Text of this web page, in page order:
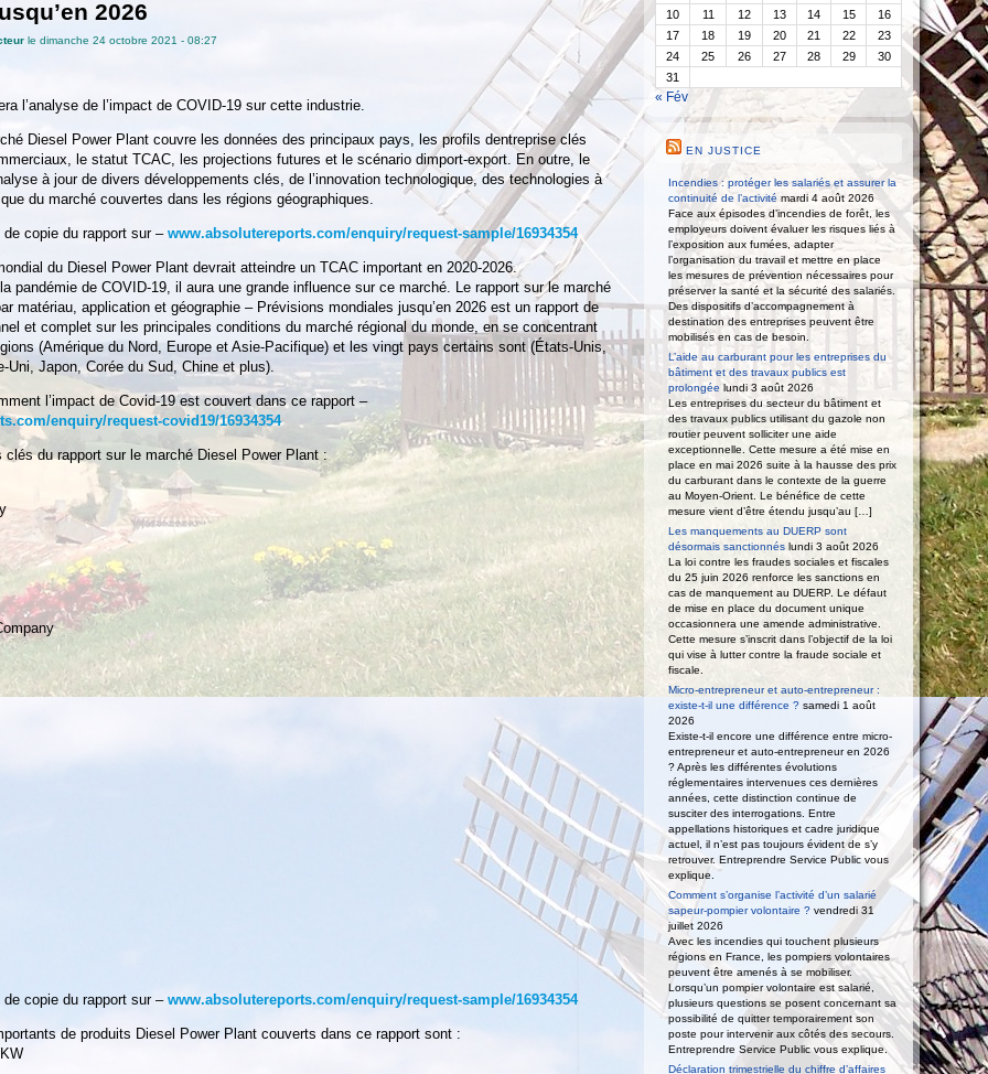
2026
le dimanche 24 octobre 2021 - 08:27
l’analyse de l’impact de COVID-19 sur cette industrie.
Diesel Power Plant couvre les données des principaux pays, les profils dentreprise clés
le statut TCAC, les projections futures et le scénario dimport-export. En outre, le
à jour de divers développements clés, de l’innovation technologique, des technologies à
du marché couvertes dans les régions géographiques.
copie du rapport sur – www.absolutereports.com/enquiry/request-sample/16934354
du Diesel Power Plant devrait atteindre un TCAC important en 2020-2026.
pandémie de COVID-19, il aura une grande influence sur ce marché. Le rapport sur le marché
matériau, application et géographie – Prévisions mondiales jusqu’en 2026 est un rapport de
et complet sur les principales conditions du marché régional du monde, en se concentrant
(Amérique du Nord, Europe et Asie-Pacifique) et les vingt pays certains sont (États-Unis,
Uni, Japon, Corée du Sud, Chine et plus).
l’impact de Covid-19 est couvert dans ce rapport –
enquiry/request-covid19/16934354
clés du rapport sur le marché Diesel Power Plant :
copie du rapport sur – www.absolutereports.com/enquiry/request-sample/16934354
de produits Diesel Power Plant couverts dans ce rapport sont :
10
11 12 13 14 15
16
17
18 19 20 21 22
23
24
25 26 27 28 29
30
31
« Fév
EN JUSTICE
Incendies : protéger les salariés et assurer la
continuité de l’activité mardi 4 août 2026
Face aux épisodes d’incendies de forêt, les
employeurs doivent évaluer les risques liés à
l’exposition aux fumées, adapter
l’organisation du travail et mettre en place
les mesures de prévention nécessaires pour
préserver la santé et la sécurité des salariés.
Des dispositifs d’accompagnement à
destination des entreprises peuvent être
mobilisés en cas de besoin.
L’aide au carburant pour les entreprises du
bâtiment et des travaux publics est
prolongée lundi 3 août 2026
Les entreprises du secteur du bâtiment et
des travaux publics utilisant du gazole non
routier peuvent solliciter une aide
exceptionnelle. Cette mesure a été mise en
place en mai 2026 suite à la hausse des prix
du carburant dans le contexte de la guerre
au Moyen-Orient. Le bénéfice de cette
mesure vient d’être étendu jusqu’au […]
Les manquements au DUERP sont
désormais sanctionnés lundi 3 août 2026
La loi contre les fraudes sociales et fiscales
du 25 juin 2026 renforce les sanctions en
cas de manquement au DUERP. Le défaut
de mise en place du document unique
occasionnera une amende administrative.
Cette mesure s’inscrit dans l’objectif de la loi
qui vise à lutter contre la fraude sociale et
fiscale.
Micro-entrepreneur et auto-entrepreneur :
existe-t-il une différence ? samedi 1 août
2026
Existe-t-il encore une différence entre micro-
entrepreneur et auto-entrepreneur en 2026
? Après les différentes évolutions
réglementaires intervenues ces dernières
années, cette distinction continue de
susciter des interrogations. Entre
appellations historiques et cadre juridique
actuel, il n’est pas toujours évident de s’y
retrouver. Entreprendre Service Public vous
explique.
Comment s’organise l’activité d’un salarié
sapeur-pompier volontaire ? vendredi 31
juillet 2026
Avec les incendies qui touchent plusieurs
régions en France, les pompiers volontaires
peuvent être amenés à se mobiliser.
Lorsqu’un pompier volontaire est salarié,
plusieurs questions se posent concernant sa
possibilité de quitter temporairement son
poste pour intervenir aux côtés des secours.
Entreprendre Service Public vous explique.
Déclaration trimestrielle du chiffre d’affaires